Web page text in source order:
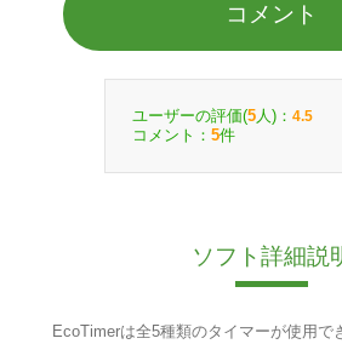
コメント
ユーザーの評価(5 人)： 4.5
コメント： 5件
ソフト詳細説
EcoTimerは全5種類のタイマーが使用で